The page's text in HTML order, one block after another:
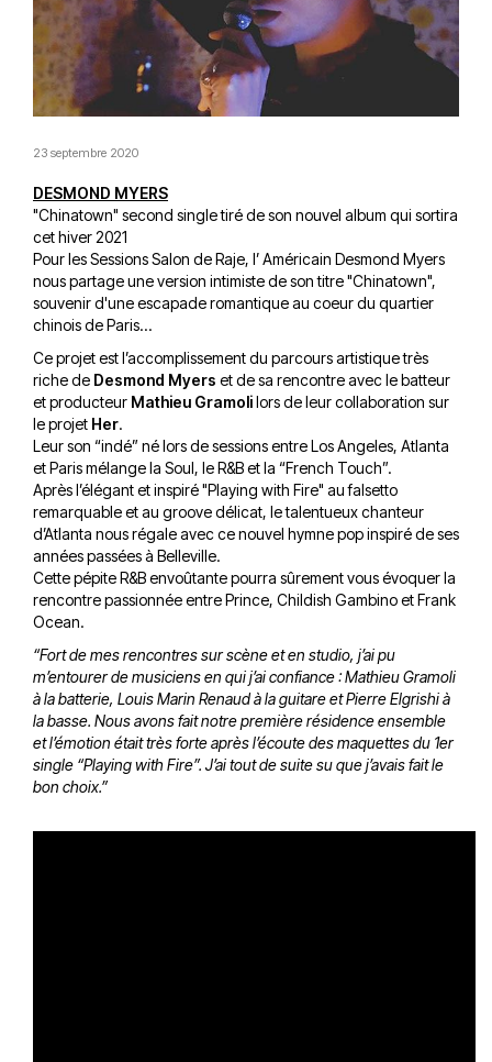
23 septembre 2020
DESMOND MYERS
"Chinatown" second single tiré de son nouvel album qui sortira
cet hiver 2021
Pour les Sessions Salon de Raje, l’ Américain Desmond Myers
nous partage une version intimiste de son titre "Chinatown",
souvenir d'une escapade romantique au coeur du quartier
chinois de Paris...
Ce projet est l’accomplissement du parcours artistique très
riche de Desmond Myers et de sa rencontre avec le batteur
et producteur Mathieu Gramolilors de leur collaboration sur
le projet Her.
Leur son “indé” né lors de sessions entre Los Angeles, Atlanta
et Paris mélange la Soul, le R&B et la “French Touch”.
Après l’élégant et inspiré "Playing with Fire" au falsetto
remarquable et au groove délicat, le talentueux chanteur
d’Atlanta nous régale avec ce nouvel hymne pop inspiré de ses
années passées à Belleville.
Cette pépite R&B envoûtante pourra sûrement vous évoquer la
rencontre passionnée entre Prince, Childish Gambino et Frank
Ocean.
“Fort de mes rencontres sur scène et en studio, j’ai pu
m’entourer de musiciens en qui j’ai confiance : Mathieu Gramoli
à la batterie, Louis Marin Renaud à la guitare et Pierre Elgrishi à
la basse. Nous avons fait notre première résidence ensemble
et l’émotion était très forte après l’écoute des maquettes du 1er
single “Playing with Fire”. J’ai tout de suite su que j’avais fait le
bon choix.”